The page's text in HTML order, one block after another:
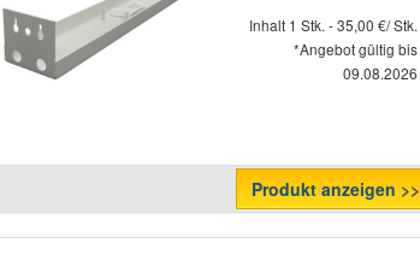
Inhalt 1 Stk. - 35,00 €/ Stk.
*Angebot gültig bis
09.08.2026
Produkt anzeigen >>